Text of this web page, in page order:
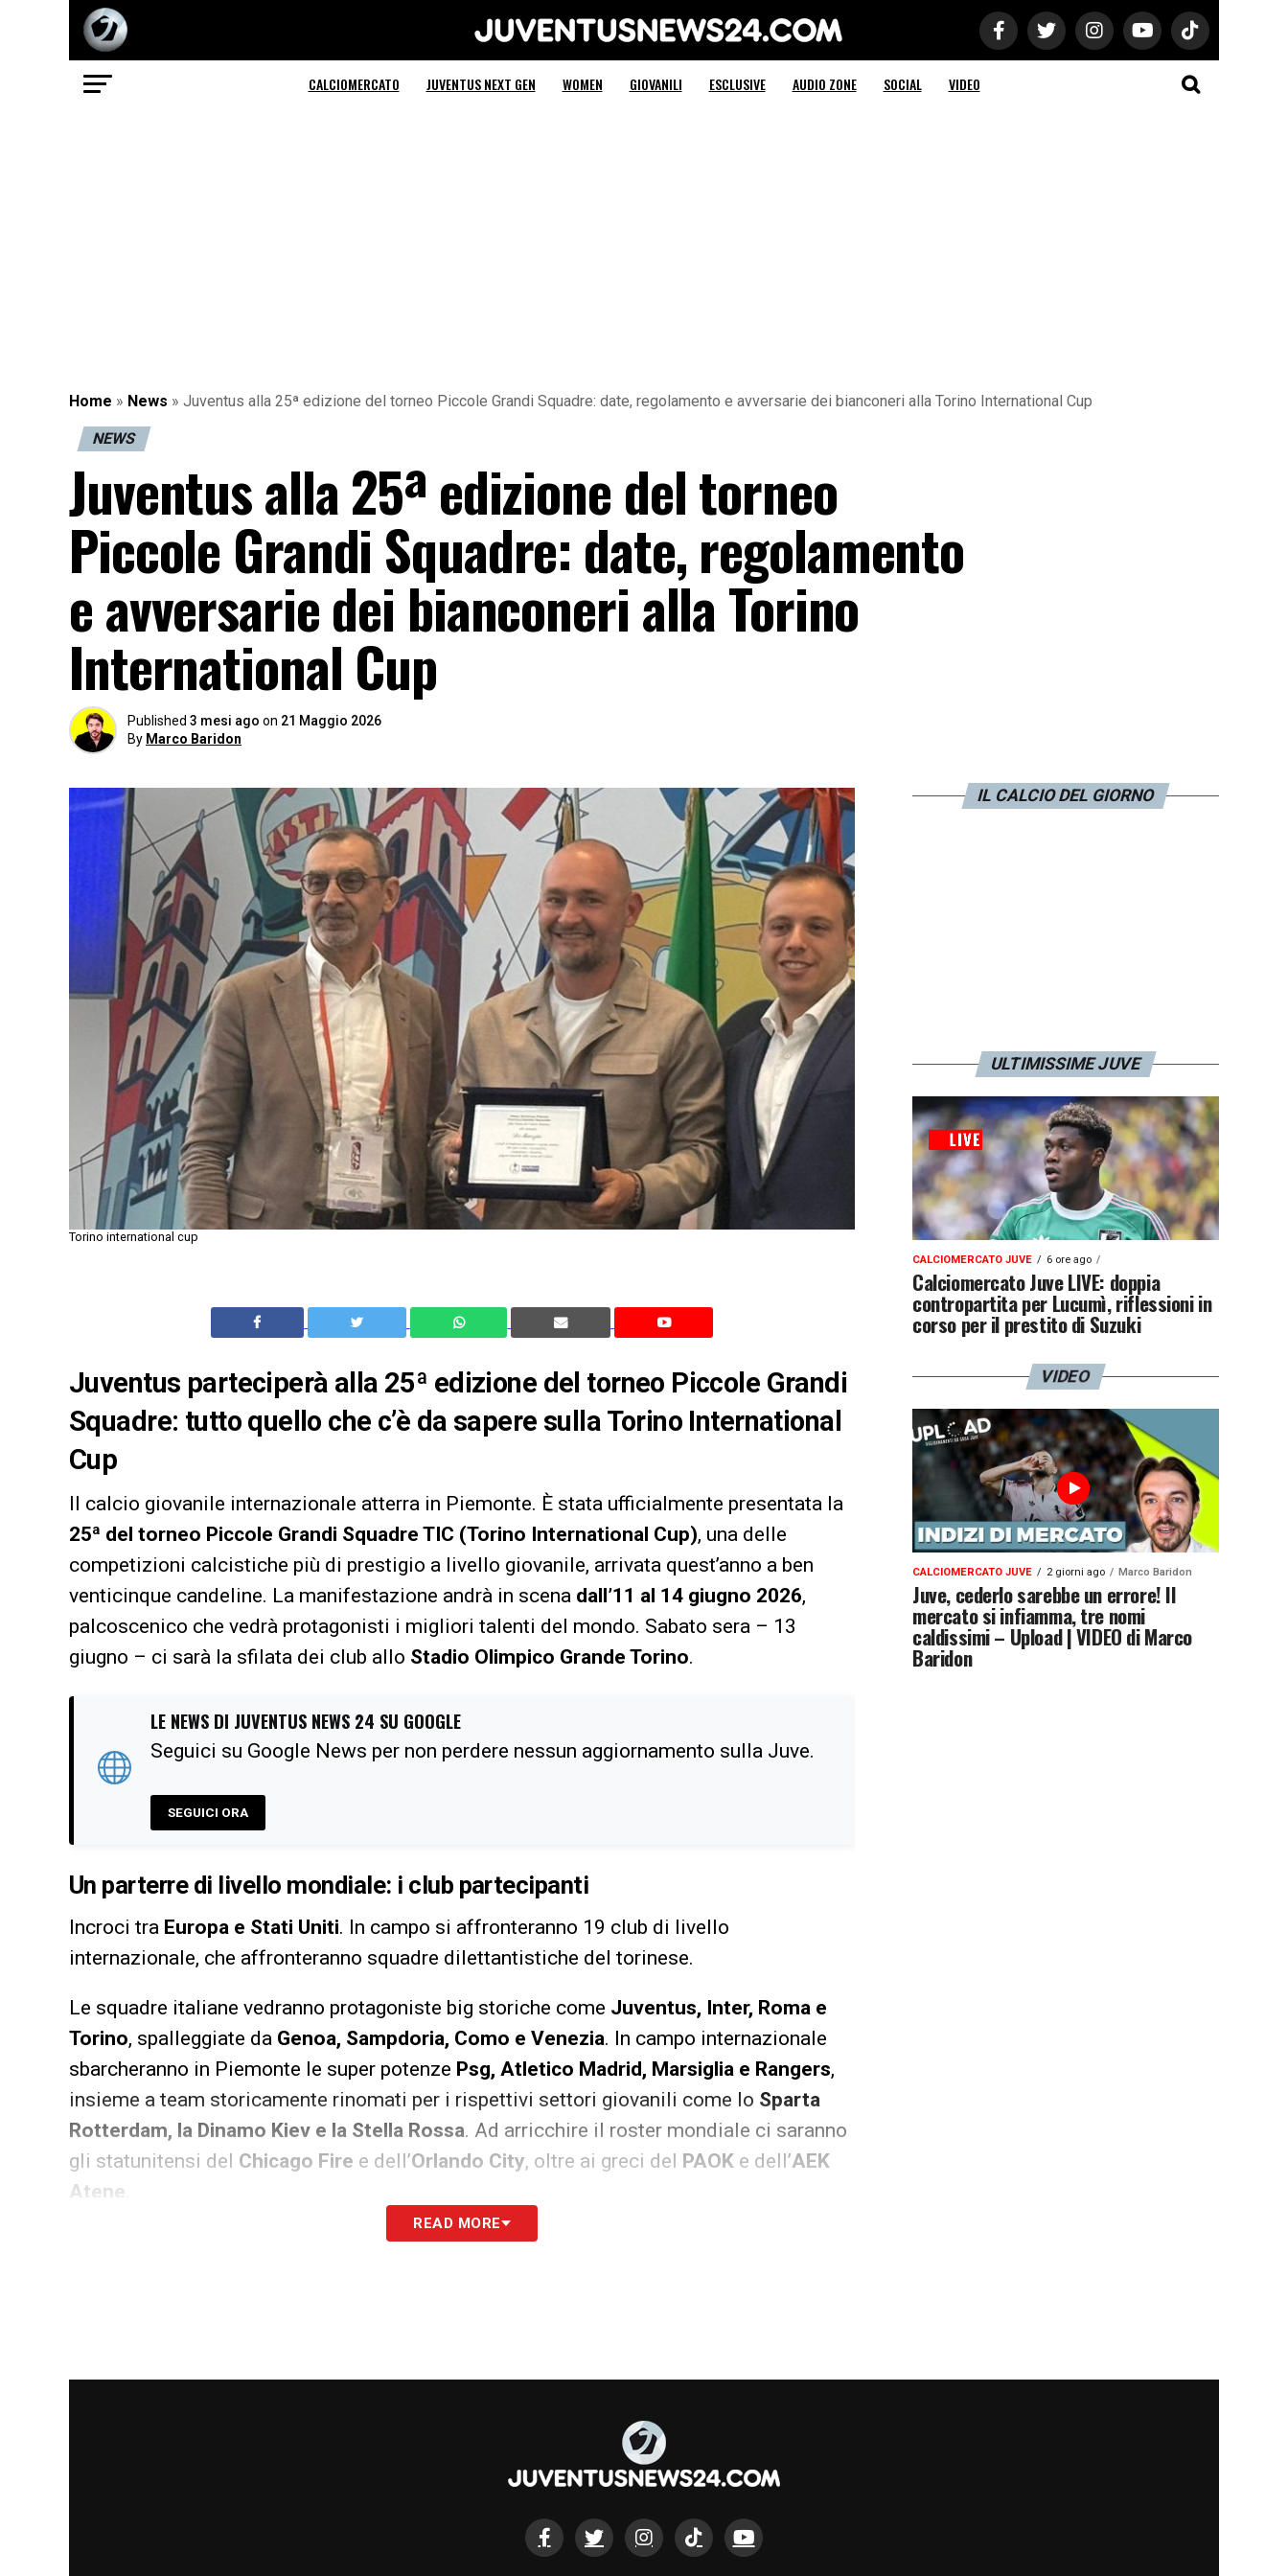
Juventus News 24
CALCIOMERCATO JUVENTUS NEXT GEN WOMEN GIOVANILI ESCLUSIVE AUDIO ZONE SOCIAL VIDEO
Home » News » Juventus alla 25ª edizione del torneo Piccole Grandi Squadre: date, regolamento e avversarie dei bianconeri alla Torino International Cup
NEWS
Juventus alla 25ª edizione del torneo
Piccole Grandi Squadre: date, regolamento
e avversarie dei bianconeri alla Torino
International Cup
Published 3 mesi ago on 21 Maggio 2026
By Marco Baridon
Torino international cup
Juventus parteciperà alla 25ª edizione del torneo Piccole Grandi
Squadre: tutto quello che c’è da sapere sulla Torino International
Cup
Il calcio giovanile internazionale atterra in Piemonte. È stata ufficialmente presentata la
25ª del torneo Piccole Grandi Squadre TIC (Torino International Cup), una delle
competizioni calcistiche più di prestigio a livello giovanile, arrivata quest’anno a ben
venticinque candeline. La manifestazione andrà in scena dall’11 al 14 giugno 2026,
palcoscenico che vedrà protagonisti i migliori talenti del mondo. Sabato sera – 13
giugno – ci sarà la sfilata dei club allo Stadio Olimpico Grande Torino.
LE NEWS DI JUVENTUS NEWS 24 SU GOOGLE
Seguici su Google News per non perdere nessun aggiornamento sulla Juve.
SEGUICI ORA
Un parterre di livello mondiale: i club partecipanti
Incroci tra Europa e Stati Uniti. In campo si affronteranno 19 club di livello
internazionale, che affronteranno squadre dilettantistiche del torinese.
Le squadre italiane vedranno protagoniste big storiche come Juventus, Inter, Roma e
Torino, spalleggiate da Genoa, Sampdoria, Como e Venezia. In campo internazionale
sbarcheranno in Piemonte le super potenze Psg, Atletico Madrid, Marsiglia e Rangers,
insieme a team storicamente rinomati per i rispettivi settori giovanili come lo Sparta
Rotterdam, la Dinamo Kiev e la Stella Rossa. Ad arricchire il roster mondiale ci saranno
gli statunitensi del Chicago Fire e dell’Orlando City, oltre ai greci del PAOK e dell’AEK
Atene
Le categorie in campo: spazio anche al calcio femminile
femminile, con lo svolgimento dei tornei per le categorieUnder 15 e Under 17. Focus
ma non solo: il torneo promuove occasioni di incontro tra culture, territori e persone
differenti, valorizzando il ruolo educativo dello sport e favorendo percorsi di
READ MORE
IL CALCIO DEL GIORNO
ULTIMISSIME JUVE
CALCIOMERCATO JUVE 6 ore ago
Calciomercato Juve LIVE: doppia
contropartita per Lucumì, riflessioni in
corso per il prestito di Suzuki
VIDEO
CALCIOMERCATO JUVE 2 giorni ago Marco Baridon
Juve, cederlo sarebbe un errore! Il
mercato si infiamma, tre nomi
caldissimi – Upload | VIDEO di Marco
Baridon